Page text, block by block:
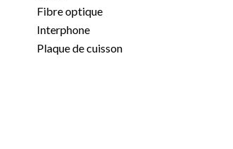
Fibre optique
Interphone
Plaque de cuisson